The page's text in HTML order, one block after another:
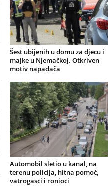
Šest ubijenih u domu za djecu i
majke u Njemačkoj. Otkriven
motiv napadača
Automobil sletio u kanal, na
terenu policija, hitna pomoć,
vatrogasci i ronioci